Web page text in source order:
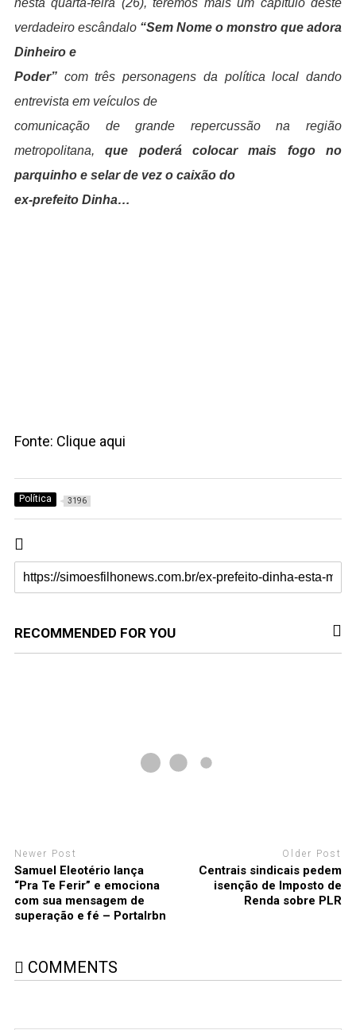
nesta quarta-feira (26), teremos mais um capítulo deste
verdadeiro escândalo “Sem Nome o monstro que adora
Dinheiro e
Poder”com três personagens da política local dando
entrevista em veículos de
comunicação de grande repercussão na região
metropolitana,que poderá colocar mais fogo no
parquinho e selar de vez o caixão do
ex-prefeito Dinha…
Fonte: Clique aqui
Política 3196
RECOMMENDED FOR YOU
Newer Post
Samuel Eleotério lança
“Pra Te Ferir” e emociona
com sua mensagem de
superação e fé – Portalrbn
Older Post
Centrais sindicais pedem
isenção de Imposto de
Renda sobre PLR
COMMENTS